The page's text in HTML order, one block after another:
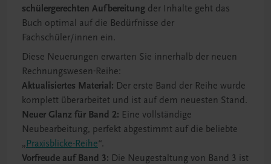
schülergerechten Aufbereitung der Inhalte geht das
Buch optimal auf die Bedürfnisse der
Fachschüler/innen ein.
Diese Neuerungen erwarten Sie innerhalb der neuen
Rechnungswesen-Reihe:
Aktualisiertes Material: Der erste Band der Reihe wurde
komplett überarbeitet und ist auf dem neuesten Stand.
Neuer Glanz für Band 2: Eine vollständige
Neubearbeitung, perfekt abgestimmt auf die beliebte
„Praxisblicke-Reihe“.
Vorfreude auf Band 3: Die Neugestaltung von Band 3 ist